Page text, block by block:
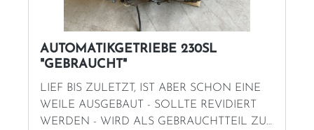
AUTOMATIKGETRIEBE 230SL
"GEBRAUCHT"
LIEF BIS ZULETZT, IST ABER SCHON EINE
WEILE AUSGEBAUT - SOLLTE REVIDIERT
WERDEN - WIRD ALS GEBRAUCHTTEIL ZUR